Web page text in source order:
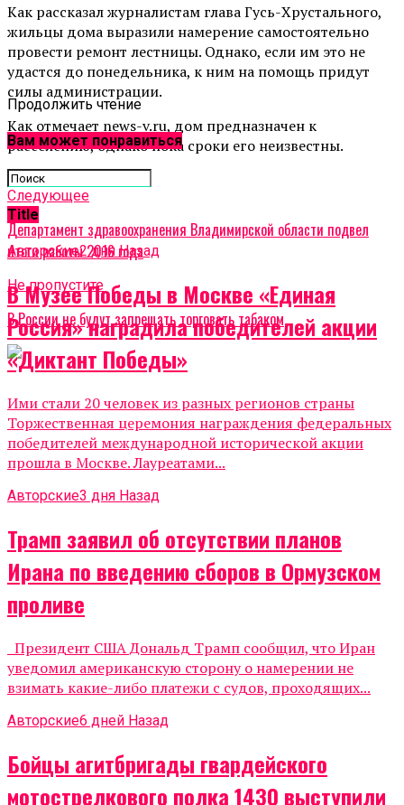
Как рассказал журналистам глава Гусь-Хрустального,
жильцы дома выразили намерение самостоятельно
провести ремонт лестницы. Однако, если им это не
удастся до понедельника, к ним на помощь придут
силы администрации.
Как отмечает news-v.ru, дом предназначен к
расселению, однако пока сроки его неизвестны.
Related Topics:
Cледующее
Департамент здравоохранения Владимирской области подвел
итоги работы 2016 года
Не пропустите
В России не будут запрещать торговать табаком
Продолжить чтение
Вам может понравиться
Title
Авторские2 дня Назад
В Музее Победы в Москве «Единая
Россия» наградила победителей акции
«Диктант Победы»
Ими стали 20 человек из разных регионов страны
Торжественная церемония награждения федеральных
победителей международной исторической акции
прошла в Москве. Лауреатами...
Авторские3 дня Назад
Трамп заявил об отсутствии планов
Ирана по введению сборов в Ормузском
проливе
Президент США Дональд Трамп сообщил, что Иран
уведомил американскую сторону о намерении не
взимать какие-либо платежи с судов, проходящих...
Авторские6 дней Назад
Бойцы агитбригады гвардейского
мотострелкового полка 1430 выступили